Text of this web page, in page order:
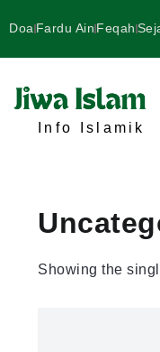
DoaFardu Ain Feqah
Info Islamik
Showing the